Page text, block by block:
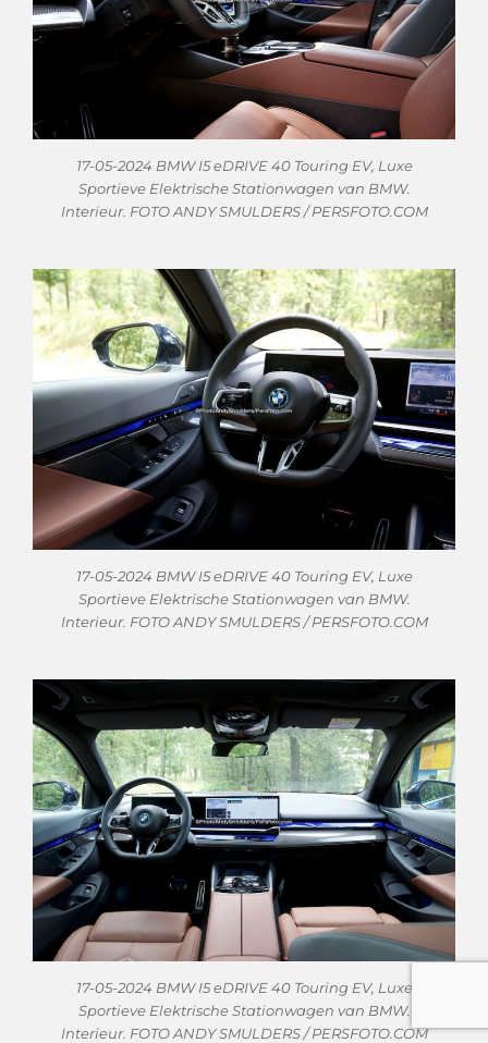
17-05-2024 BMW I5 eDRIVE 40 Touring EV, Luxe
Sportieve Elektrische Stationwagen van BMW.
Interieur. FOTO ANDY SMULDERS / PERSFOTO.COM
17-05-2024 BMW I5 eDRIVE 40 Touring EV, Luxe
Sportieve Elektrische Stationwagen van BMW.
Interieur. FOTO ANDY SMULDERS / PERSFOTO.COM
17-05-2024 BMW I5 eDRIVE 40 Touring EV, Luxe
Sportieve Elektrische Stationwagen van BMW.
Interieur. FOTO ANDY SMULDERS / PERSFOTO.COM